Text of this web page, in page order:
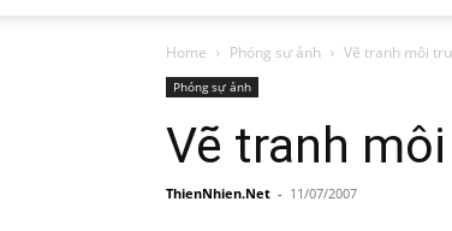
Home Phóng sự ảnh Vẽ tranh môi
Phóng sự ảnh
Vẽ tranh
ThienNhien.Net - 11/07/2007